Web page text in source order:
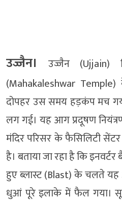
उज्जैन।
उज्जैन (Ujjain)
(Mahakaleshwar
दोपहर उस समय हड़कंप मच
लग गई। यह आग प्रदूषण
मंदिर परिसर के फैसिलिटी
है। बताया जा रहा है कि
हुए ब्लास्ट (Blast) के चलते
धुआं पूरे इलाके में फैल गया।